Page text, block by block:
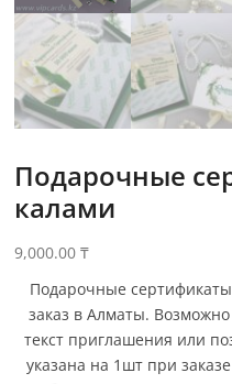
Подарочные
калами
9,000.00₸
Подарочные
заказ в Алматы.
текст приглашения или
указана на 1шт при